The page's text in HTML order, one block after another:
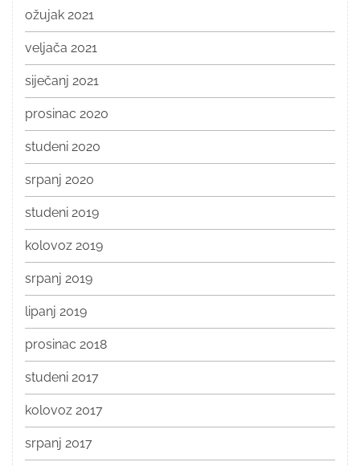
ožujak 2021
veljača 2021
siječanj 2021
prosinac 2020
studeni 2020
srpanj 2020
studeni 2019
kolovoz 2019
srpanj 2019
lipanj 2019
prosinac 2018
studeni 2017
kolovoz 2017
srpanj 2017